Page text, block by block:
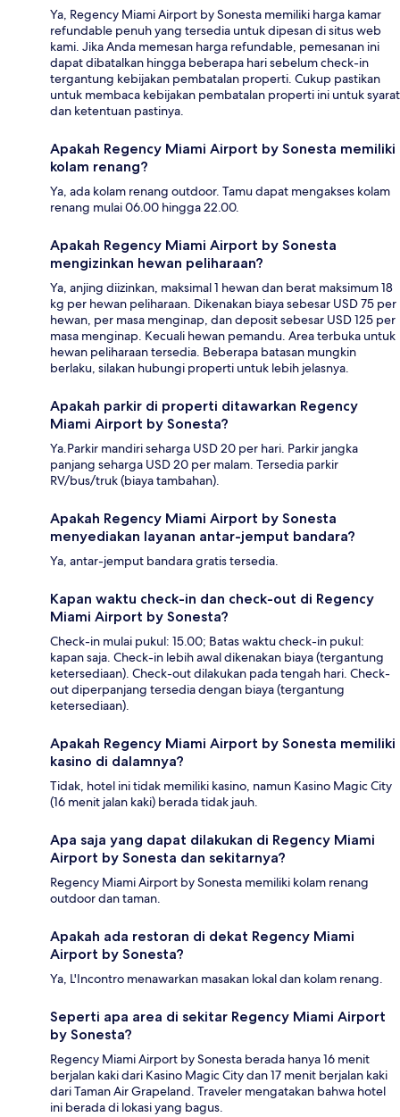
Ya, Regency Miami Airport by Sonesta memiliki harga kamar
refundable penuh yang tersedia untuk dipesan di situs web
kami. Jika Anda memesan harga refundable, pemesanan ini
dapat dibatalkan hingga beberapa hari sebelum check-in
tergantung kebijakan pembatalan properti. Cukup pastikan
untuk membaca kebijakan pembatalan properti ini untuk syarat
dan ketentuan pastinya.
Apakah Regency Miami Airport by Sonesta memiliki
kolam renang?
Ya, ada kolam renang outdoor. Tamu dapat mengakses kolam
renang mulai 06.00 hingga 22.00.
Apakah Regency Miami Airport by Sonesta
mengizinkan hewan peliharaan?
Ya, anjing diizinkan, maksimal 1 hewan dan berat maksimum 18
kg per hewan peliharaan. Dikenakan biaya sebesar USD 75 per
hewan, per masa menginap, dan deposit sebesar USD 125 per
masa menginap. Kecuali hewan pemandu. Area terbuka untuk
hewan peliharaan tersedia. Beberapa batasan mungkin
berlaku, silakan hubungi properti untuk lebih jelasnya.
Apakah parkir di properti ditawarkan Regency
Miami Airport by Sonesta?
Ya.Parkir mandiri seharga USD 20 per hari. Parkir jangka
panjang seharga USD 20 per malam. Tersedia parkir
RV/bus/truk (biaya tambahan).
Apakah Regency Miami Airport by Sonesta
menyediakan layanan antar-jemput bandara?
Ya, antar-jemput bandara gratis tersedia.
Kapan waktu check-in dan check-out di Regency
Miami Airport by Sonesta?
Check-in mulai pukul: 15.00; Batas waktu check-in pukul:
kapan saja. Check-in lebih awal dikenakan biaya (tergantung
ketersediaan). Check-out dilakukan pada tengah hari. Check-
out diperpanjang tersedia dengan biaya (tergantung
ketersediaan).
Apakah Regency Miami Airport by Sonesta memiliki
kasino di dalamnya?
Tidak, hotel ini tidak memiliki kasino, namun Kasino Magic City
(16 menit jalan kaki) berada tidak jauh.
Apa saja yang dapat dilakukan di Regency Miami
Airport by Sonesta dan sekitarnya?
Regency Miami Airport by Sonesta memiliki kolam renang
outdoor dan taman.
Apakah ada restoran di dekat Regency Miami
Airport by Sonesta?
Ya, L'Incontro menawarkan masakan lokal dan kolam renang.
Seperti apa area di sekitar Regency Miami Airport
by Sonesta?
Regency Miami Airport by Sonesta berada hanya 16 menit
berjalan kaki dari Kasino Magic City dan 17 menit berjalan kaki
dari Taman Air Grapeland. Traveler mengatakan bahwa hotel
ini berada di lokasi yang bagus.